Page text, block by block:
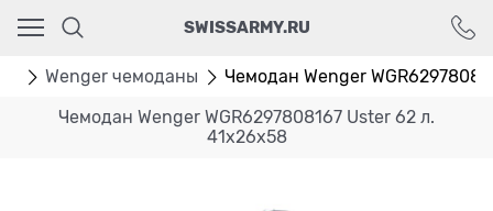
SWISSARMY.RU
Wenger чемоданы Чемодан Wenger
Чемодан Wenger WGR6297808167 Uster 62 л.
41x26x58
Ваш город - Москва,
угадали?
ДА НЕТ